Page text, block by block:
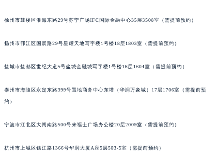
徐州市鼓楼区淮海东路29号苏宁广场IFC国际金融中心35层3508室（需提前预约）
扬州市邗江区国展路29号星耀天地写字楼1号楼18层1803室（需提前预约）
盐城市盐都区世纪大道5号盐城金融城写字楼1号楼16层1604室（需提前预约）
泰州市海陵区永定东路399号置地商务中心东塔（华润万象城）17层1706室（需提前预
约）
宁波市江北区大闸南路500号来福士广场办公楼20层2009室（需提前预约）
杭州市上城区钱江路1366号华润大厦A座5层503-5室（需提前预约）